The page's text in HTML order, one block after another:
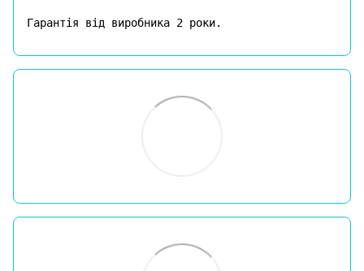
Гарантія від виробника 2 роки.